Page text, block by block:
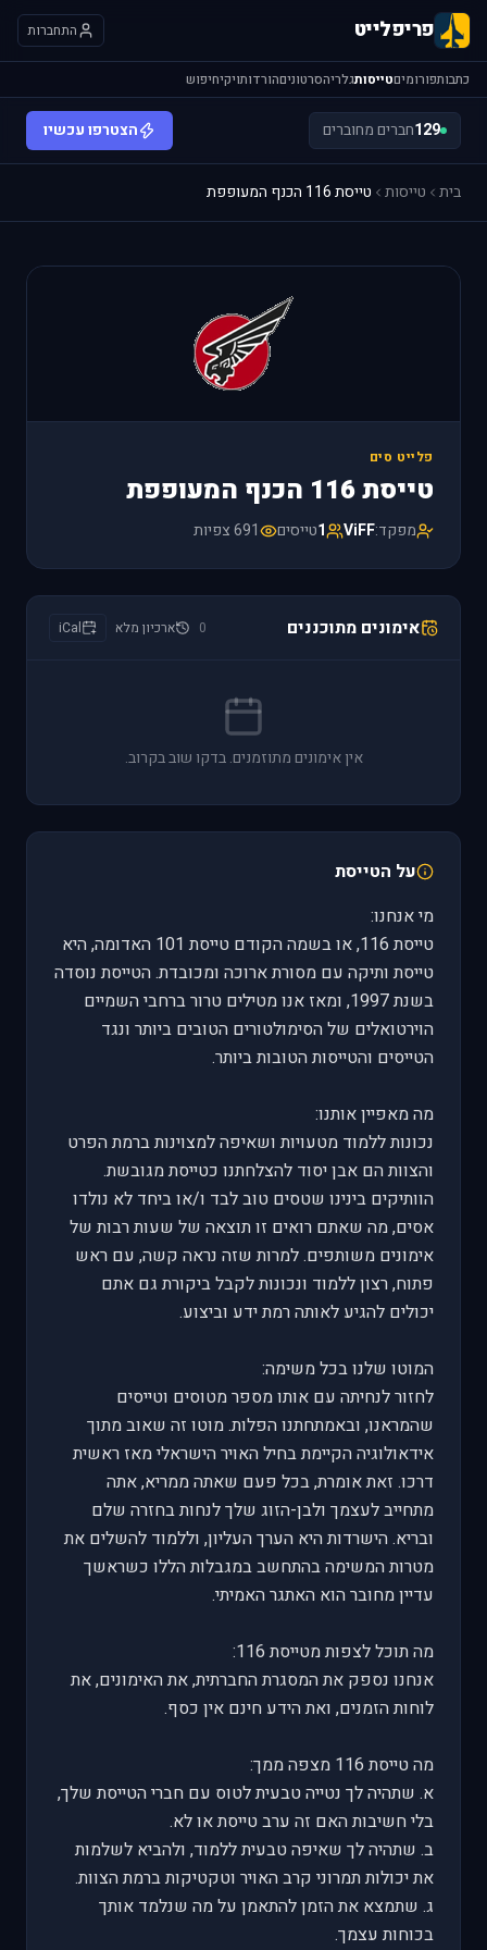
פריפלייט התחברות
כתבותפורומיםטייסותגלריהסרטוניםהורדותויקיחיפוש
129חברים מחוברים הצטרפו עכשיו
בית טייסות טייסת 116 הכנף המעופפת
פלייט סים
טייסת 116 הכנף המעופפת
מפקד:ViFF
1טייסים 691 צפיות
אימונים מתוכננים 0 ארכיון מלא iCal
אין אימונים מתוזמנים. בדקו שוב בקרוב.
על הטייסת
מי אנחנו:
טייסת 116, או בשמה הקודם טייסת 101 האדומה, היא
טייסת ותיקה עם מסורת ארוכה ומכובדת. הטייסת נוסדה
בשנת 1997, ומאז אנו מטילים טרור ברחבי השמיים
הוירטואלים של הסימולטורים הטובים ביותר ונגד
הטייסים והטייסות הטובות ביותר.
מה מאפיין אותנו:
נכונות ללמוד מטעויות ושאיפה למצוינות ברמת הפרט
והצוות הם אבן יסוד להצלחתנו כטייסת מגובשת.
הוותיקים בינינו שטסים טוב לבד ו/או ביחד לא נולדו
אסים, מה שאתם רואים זו תוצאה של שעות רבות של
אימונים משותפים. למרות שזה נראה קשה, עם ראש
פתוח, רצון ללמוד ונכונות לקבל ביקורת גם אתם
יכולים להגיע לאותה רמת ידע וביצוע.
המוטו שלנו בכל משימה:
לחזור לנחיתה עם אותו מספר מטוסים וטייסים
שהמראנו, ובאמתחתנו הפלות. מוטו זה שאוב מתוך
אידאולוגיה הקיימת בחיל האויר הישראלי מאז ראשית
דרכו. זאת אומרת, בכל פעם שאתה ממריא, אתה
מתחייב לעצמך ולבן-הזוג שלך לנחות בחזרה שלם
ובריא. הישרדות היא הערך העליון, וללמוד להשלים את
מטרות המשימה בהתחשב במגבלות הללו כשראשך
עדיין מחובר הוא האתגר האמיתי.
מה תוכל לצפות מטייסת 116:
אנחנו נספק את המסגרת החברתית, את האימונים, את
לוחות הזמנים, ואת הידע חינם אין כסף.
מה טייסת 116 מצפה ממך:
א. שתהיה לך נטייה טבעית לטוס עם חברי הטייסת שלך,
בלי חשיבות האם זה ערב טייסת או לא.
ב. שתהיה לך שאיפה טבעית ללמוד, ולהביא לשלמות
את יכולות תמרוני קרב האויר וטקטיקות ברמת הצוות.
ג. שתמצא את הזמן להתאמן על מה שנלמד אותך
בכוחות עצמך.